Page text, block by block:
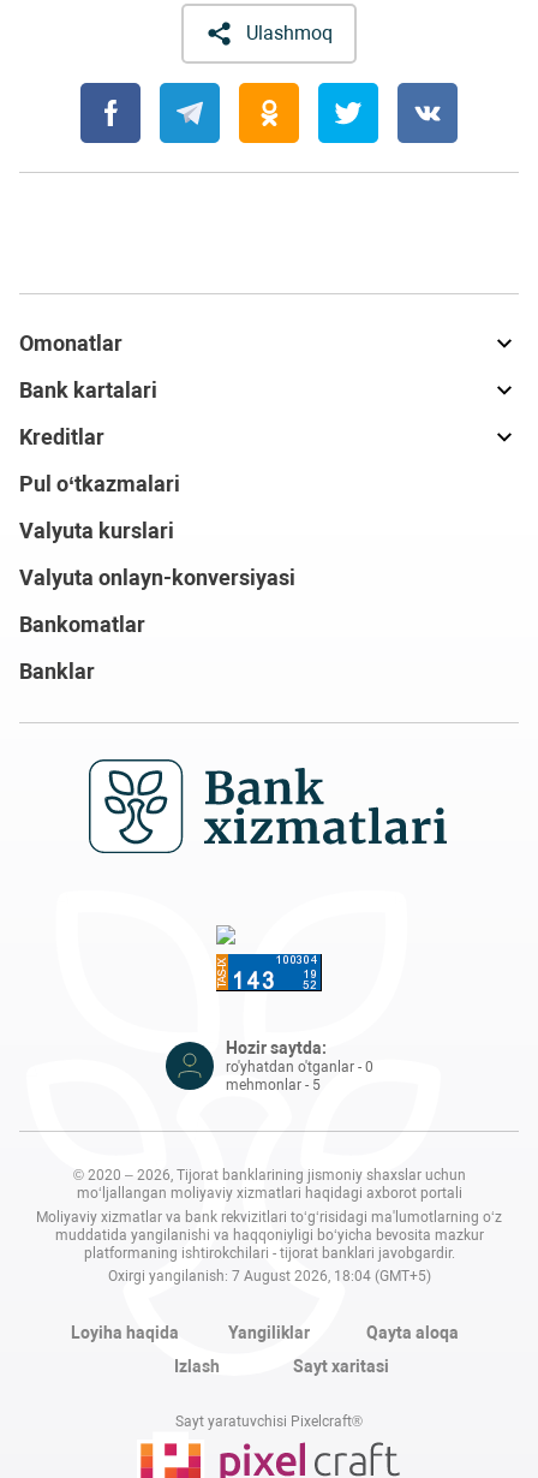
Ulashmoq
Omonatlar
Bank kartalari
Kreditlar
Pul o‘tkazmalari
Valyuta kurslari
Valyuta onlayn-konversiyasi
Bankomatlar
Banklar
Hozir saytda:
ro'yhatdan o'tganlar - 0
mehmonlar - 5
© 2020 – 2026, Tijorat banklarining jismoniy shaxslar uchun
mo‘ljallangan moliyaviy xizmatlari haqidagi axborot portali
Moliyaviy xizmatlar va bank rekvizitlari to‘g‘risidagi ma'lumotlarning o‘z
muddatida yangilanishi va haqqoniyligi bo‘yicha bevosita mazkur
platformaning ishtirokchilari - tijorat banklari javobgardir.
Oxirgi yangilanish: 7 August 2026, 18:04 (GMT+5)
Loyiha haqida Yangiliklar
Qayta aloqa
Izlash
Sayt xaritasi
Sayt yaratuvchisi Pixelcraft®